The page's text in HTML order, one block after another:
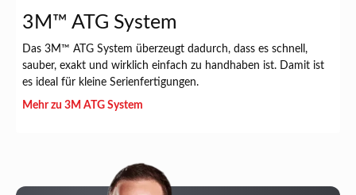
3M™ ATG System
Das 3M™ ATG System überzeugt dadurch, dass es schnell,
sauber, exakt und wirklich einfach zu handhaben ist. Damit ist
es ideal für kleine Serienfertigungen.
Mehr zu 3M ATG System